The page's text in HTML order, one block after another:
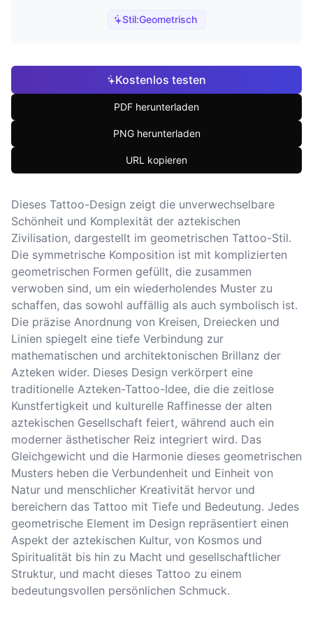
Stil:Geometrisch
Kostenlos testen
PDF herunterladen
PNG herunterladen
URL kopieren
Dieses Tattoo-Design zeigt die unverwechselbare
Schönheit und Komplexität der aztekischen
Zivilisation, dargestellt im geometrischen Tattoo-Stil.
Die symmetrische Komposition ist mit komplizierten
geometrischen Formen gefüllt, die zusammen
verwoben sind, um ein wiederholendes Muster zu
schaffen, das sowohl auffällig als auch symbolisch ist.
Die präzise Anordnung von Kreisen, Dreiecken und
Linien spiegelt eine tiefe Verbindung zur
mathematischen und architektonischen Brillanz der
Azteken wider. Dieses Design verkörpert eine
traditionelle Azteken-Tattoo-Idee, die die zeitlose
Kunstfertigkeit und kulturelle Raffinesse der alten
aztekischen Gesellschaft feiert, während auch ein
moderner ästhetischer Reiz integriert wird. Das
Gleichgewicht und die Harmonie dieses geometrischen
Musters heben die Verbundenheit und Einheit von
Natur und menschlicher Kreativität hervor und
bereichern das Tattoo mit Tiefe und Bedeutung. Jedes
geometrische Element im Design repräsentiert einen
Aspekt der aztekischen Kultur, von Kosmos und
Spiritualität bis hin zu Macht und gesellschaftlicher
Struktur, und macht dieses Tattoo zu einem
bedeutungsvollen persönlichen Schmuck.